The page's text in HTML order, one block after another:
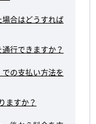
合はどうすれば
行できますか？
の支払い方法を
ますか？